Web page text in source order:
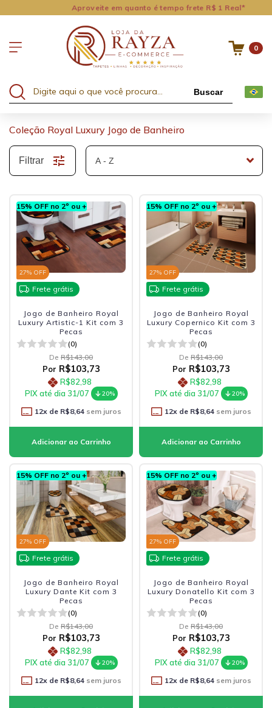
Aproveite em quanto é tempo frete R$ 1 Real*
0
Buscar
Coleção Royal Luxury Jogo de Banheiro
Filtrar
15% OFF no 2º ou +
27% OFF
Frete grátis
Jogo de Banheiro Royal
Luxury Artistic-1 Kit com 3
Pecas
(0)
De R$143,00
Por R$103,73
R$82,98
PIX até dia 31/07
20%
12x de R$8,64sem juros
15% OFF no 2º ou +
27% OFF
Frete grátis
Jogo de Banheiro Royal
Luxury Copernico Kit com 3
Pecas
(0)
De R$143,00
Por R$103,73
R$82,98
PIX até dia 31/07
20%
12x de R$8,64sem juros
15% OFF no 2º ou +
27% OFF
Frete grátis
Jogo de Banheiro Royal
Luxury Dante Kit com 3
Pecas
(0)
De R$143,00
Por R$103,73
R$82,98
PIX até dia 31/07
20%
12x de R$8,64sem juros
15% OFF no 2º ou +
27% OFF
Frete grátis
Jogo de Banheiro Royal
Luxury Donatello Kit com 3
Pecas
(0)
De R$143,00
Por R$103,73
R$82,98
PIX até dia 31/07
20%
12x de R$8,64sem juros